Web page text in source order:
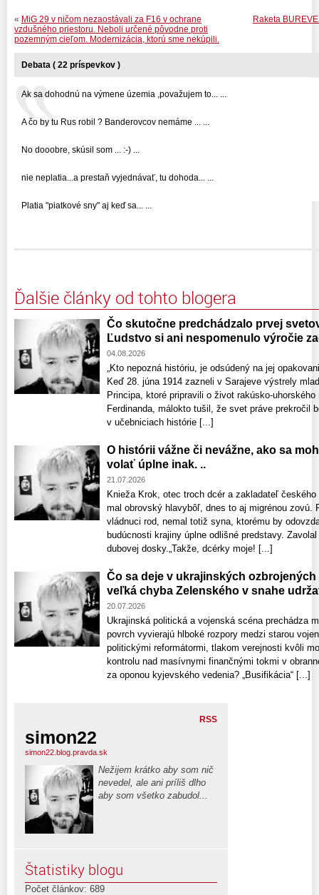
Raketa
« MiG 29 v ničom nezaostávali za F16 v ochrane
vzdušného priestoru. Neboli určené pôvodne proti
pozemným cieľom. Modernizácia, ktorú sme nekúpili.
Debata ( 22 príspevkov )
Ak sa dohodnú na výmene územia ,považujem to... ...
A čo by tu Rus robil ? Banderovcov nemáme ... ...
No dooobre, skúsil som ... :-) ...
nie neplatia...a prestaň vyjednávať, tu dohoda... ...
Platia "piatkové sny" aj keď sa... ...
Ďalšie články od tohto blogera
Čo skutočne predchádzalo prvej
Ľudstvo si ani nespomenulo výročie
04.08.2026
„Kto nepozná históriu, je odsúdený na jej
Keď 28. júna 1914 zazneli v Sarajeve výstrely
Principa, ktoré pripravili o život rakúsko-
Ferdinanda, málokto tušil, že svet práve prekročil
v učebniciach histórie [...]
O histórii vážne či nevážne, ako sa
volať úplne inak. ..
21.07.2026
Knieža Krok, otec troch dcér a zakladateľ
mal obrovský hlavybôľ, dnes to aj migrénou zovú.
vládnuci rod, nemal totiž syna, ktorému by
budúcnosti krajiny úplne odlišné predstavy.
dubovej dosky.„Takže, dcérky moje! [...]
Čo sa deje v ukrajinských
veľká chyba Zelenského v snahe
20.07.2026
Ukrajinská politická a vojenská scéna prechádza
povrch vyvierajú hlboké rozpory medzi starou
politickými reformátormi, tlakom verejnosti kvôli
kontrolu nad masívnymi finančnými tokmi v
za oponou kyjevského vedenia? „Busifikácia“ [...]
RSS
simon22
simon22.blog.pravda.sk
Nežijem krátko aby som nič
nevedel, ale ani príliš dlho
aby som všetko zabudol...
Štatistiky blogu
Počet článkov: 689